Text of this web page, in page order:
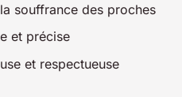
souffrance des proches
et précise
et respectueuse